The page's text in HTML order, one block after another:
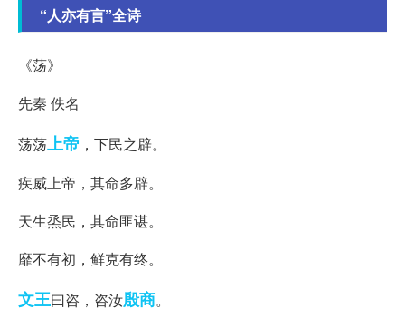
“人亦有言”全诗
《荡》
先秦 佚名
荡荡上帝 ，下民之辟。
疾威上帝，其命多辟。
天生烝民，其命匪谌。
靡不有初，鲜克有终。
文王曰咨，咨汝殷商。